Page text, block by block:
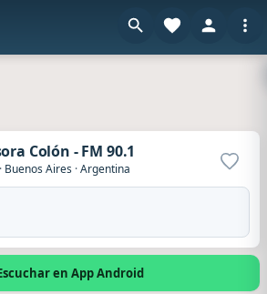
Colón - FM 90.1
· Buenos Aires ·Argentina
en App Android